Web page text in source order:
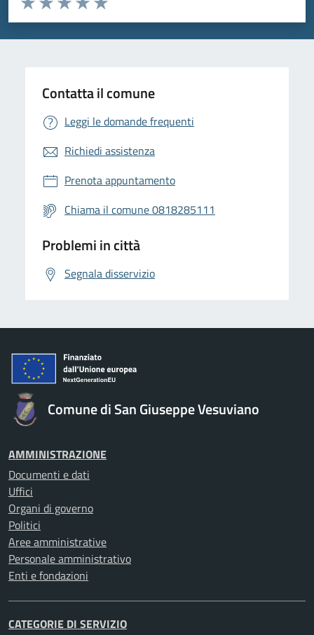
Valuta 5 stelle su 5
Valuta 4 stelle su 5
Valuta 3 stelle su 5
Valuta 2 stelle su 5
Valuta 1 stelle su 5
Contatta il comune
Leggi le domande frequenti
Richiedi assistenza
Prenota appuntamento
Chiama il comune 0818285111
Problemi in città
Segnala disservizio
Comune di San Giuseppe Vesuviano
AMMINISTRAZIONE
Documenti e dati
Uffici
Organi di governo
Politici
Aree amministrative
Personale amministrativo
Enti e fondazioni
CATEGORIE DI SERVIZIO